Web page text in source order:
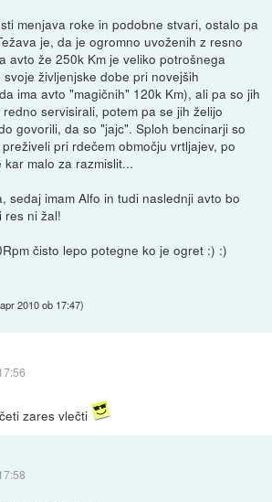
menjava roke in podobne stvari, ostalo pa
je, da je ogromno uvoženih z resno
avto že 250k Km je veliko potrošnega
življenjske dobe pri novejših
ima avto "magičnih" 120k Km), ali pa so jih
servisirali, potem pa se jih želijo
govorili, da so "jajc". Sploh bencinarji so
pri rdečem območju vrtljajev, po
malo za razmislit...
sedaj imam Alfo in tudi naslednji avto bo
res ni žal!
čisto lepo potegne ko je ogret :) :)
2010 ob 17:47)
zares vlečti